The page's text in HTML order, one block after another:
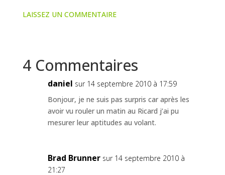
LAISSEZ UN COMMENTAIRE
4 Commentaires
daniel sur 14 septembre 2010 à 17:59
Bonjour, je ne suis pas surpris car après les
avoir vu rouler un matin au Ricard j’ai pu
mesurer leur aptitudes au volant.
Brad Brunner sur 14 septembre 2010 à
21:27